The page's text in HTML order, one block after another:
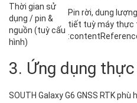
Thời gian sử
dụng / pin &
nguồn (tuỳ cấu
hình)
Pin rời, dung
tiết tuỳ máy thực
3. Ứng dụng
SOUTH Galaxy G6 GNSS RTK